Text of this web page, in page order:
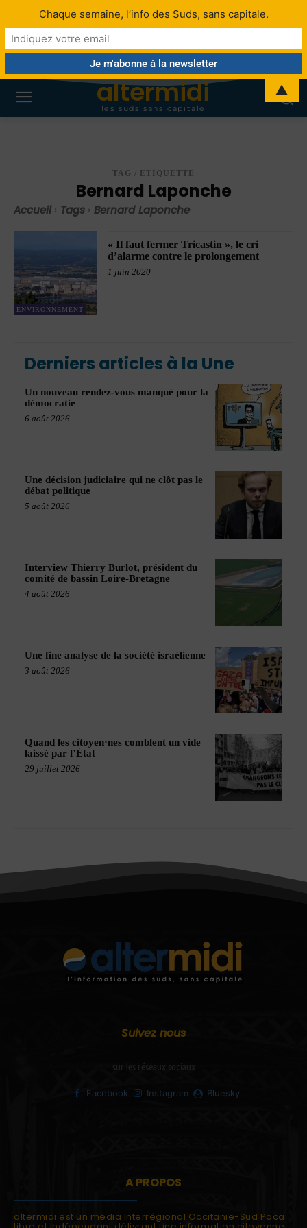
altermidi
les suds sans capitale
TAG / ETIQUETTE
Bernard Laponche
Accueil Tags Bernard Laponche
ENVIRONNEMENT
« Il faut fermer Tricastin », le cri
d’alarme contre le prolongement
1 juin 2020
Derniers articles à la Une
Un nouveau rendez-vous manqué pour la
démocratie
6 août 2026
Une décision judiciaire qui ne clôt pas le
débat politique
5 août 2026
Interview Thierry Burlot, président du
comité de bassin Loire-Bretagne
4 août 2026
Une fine analyse de la société israélienne
3 août 2026
Quand les citoyen·nes comblent un vide
laissé par l’État
29 juillet 2026
Suivez nous
sur les réseaux sociaux
Facebook Instagram Bluesky
A PROPOS
altermidi est un média interrégional Occitanie-Sud Paca
Chaque semaine, l’info des Suds, sans capitale.
▲